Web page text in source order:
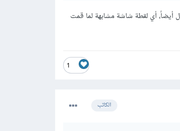
أيضاً، أي لقطة شاشة مشابهة لما قمت
1
الكاتب